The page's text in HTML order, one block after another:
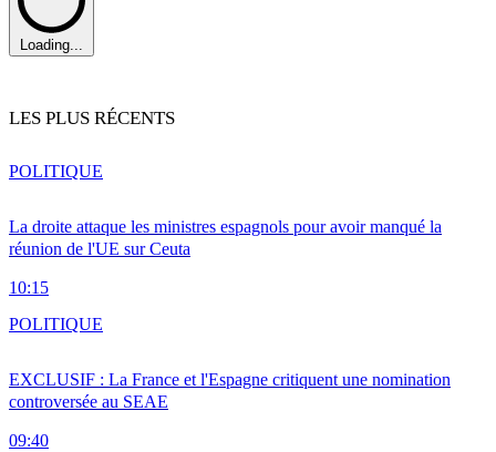
Loading...
LES PLUS RÉCENTS
La droite attaque les ministres espagnols pour avoir manqué la
réunion de l'UE sur Ceuta
10:15
POLITIQUE
EXCLUSIF : La France et l'Espagne critiquent une nomination
controversée au SEAE
09:40
POLITIQUE